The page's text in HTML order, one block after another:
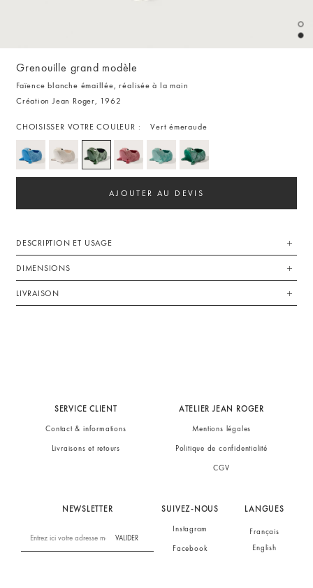
Grenouille grand modèle
Faïence blanche émaillée, réalisée à la main
Création Jean Roger, 1962
CHOISISSER VOTRE COULEUR : Vert émeraude
AJOUTER AU DEVIS
DESCRIPTION ET USAGE
DIMENSIONS
LIVRAISON
SERVICE CLIENT
Contact & informations
Livraisons et retours
ATELIER JEAN ROGER
Mentions légales
Politique de confidentialité
CGV
NEWSLETTER
VALIDER
SUIVEZ-NOUS
Instagram
Facebook
LANGUES
Français
English